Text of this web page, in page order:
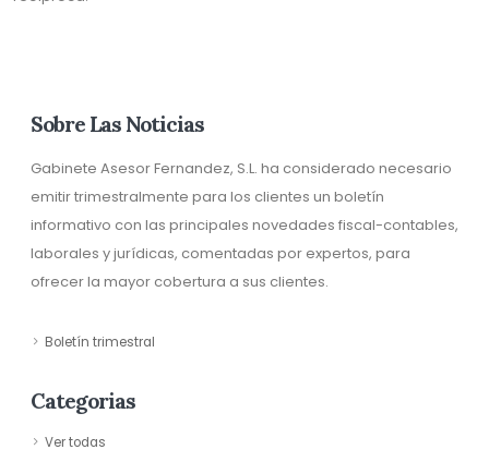
Sobre Las Noticias
Gabinete Asesor Fernandez, S.L. ha considerado necesario
emitir trimestralmente para los clientes un boletín
informativo con las principales novedades fiscal-contables,
laborales y jurídicas, comentadas por expertos, para
ofrecer la mayor cobertura a sus clientes.
Boletín trimestral
Categorias
Ver todas